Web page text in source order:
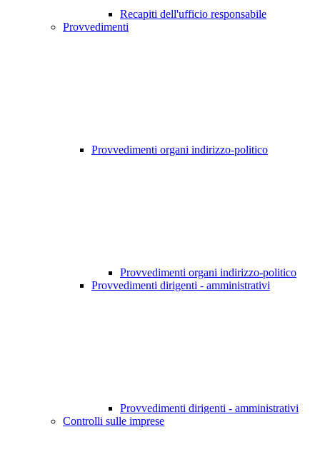
Recapiti dell'ufficio responsabile
Provvedimenti
Provvedimenti organi indirizzo-politico
Provvedimenti organi indirizzo-politico
Provvedimenti dirigenti - amministrativi
Provvedimenti dirigenti - amministrativi
Controlli sulle imprese